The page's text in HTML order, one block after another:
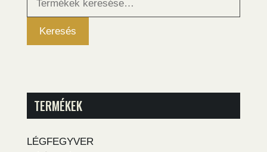
Keresés
TERMÉKEK
LÉGFEGYVER